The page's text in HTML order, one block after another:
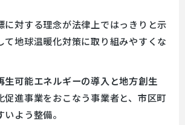
対する理念が法律上ではっきりと示
て地球温暖化対策に取り組みやすくな
可能エネルギーの導入と地方創生
進事業をおこなう事業者と、市区町
よう整備。